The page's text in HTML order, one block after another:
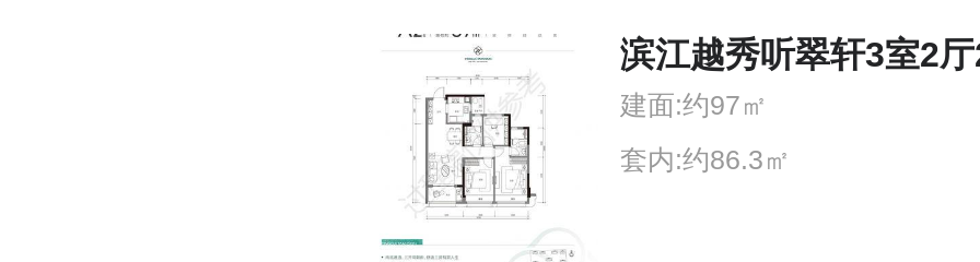
滨江越秀听翠轩3室2
建面:约97㎡
套内:约86.3㎡